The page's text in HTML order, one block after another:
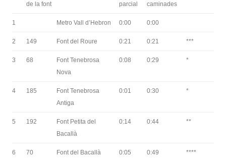
de la font
parcial
caminades
1 Metro Vall d’Hebron 0:00 0:00
2 149 Font del Roure 0:21 0:21 ***
3 68
Font Tenebrosa
Nova
0:08 0:29 *
4 185
Font Tenebrosa
Antiga
0:01 0:30 *
5 192
Font Petita del
Bacallà
0:14 0:44 **
6 70 Font del Bacallà 0:05 0:49 ****